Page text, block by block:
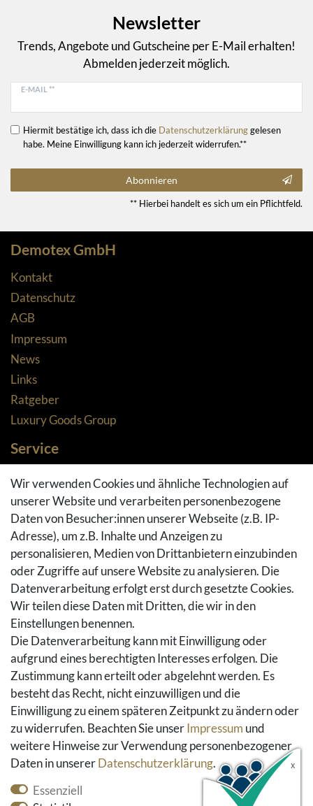
Newsletter
Trends, Angebote und Gutscheine per E-Mail erhalten!
Abmelden jederzeit möglich.
E-MAIL **
Hiermit bestätige ich, dass ich die Daten­schutz­erklärunggelesen
habe. Meine Einwilligung kann ich jederzeit widerrufen.**
Abonnieren
** Hierbei handelt es sich um ein Pflichtfeld.
Demotex GmbH
Kontakt
Datenschutz
AGB
Impressum
News
Links
Ratgeber
Luxury Goods Group
Service
Zahlungsarten
Versandarten & -kosten
Widerrufsrecht
Rückgaberecht
Vertrag widerrufen
Warenkorb
Hilfe
Social Media
Facebook
Instagram
Pinterest
Youtube
Houzz
Wir verwenden Cookies und ähnliche Technologien auf
unserer Website und verarbeiten personenbezogene
Daten von Besucher:innen unserer Webseite (z.B. IP-
Adresse), um z.B. Inhalte und Anzeigen zu
personalisieren, Medien von Drittanbietern einzubinden
oder Zugriffe auf unsere Website zu analysieren. Die
Datenverarbeitung erfolgt erst durch gesetzte Cookies.
Wir teilen diese Daten mit Dritten, die wir in den
Einstellungen benennen.
Die Datenverarbeitung kann mit Einwilligung oder
aufgrund eines berechtigten Interesses erfolgen. Die
Zustimmung kann erteilt oder abgelehnt werden. Es
besteht das Recht, nicht einzuwilligen und die
Einwilligung zu einem späteren Zeitpunkt zu ändern oder
zu widerrufen. Beachten Sie unserImpressum und
weitere Hinweise zur Verwendung personenbezogener
Daten in unsererDaten­schutz­erklärung.
Essenziell